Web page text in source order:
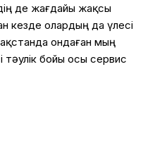
де жағдайы жақсы
кезде олардың да үлесі
ондаған мың
тәулік бойы осы сервис